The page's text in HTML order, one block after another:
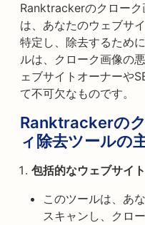
Ranktrackerのクロー
は、あなたのウェブサ
特定し、除去するため
ルは、クローク画像の
ェブサイトオーナーや
て不可欠なものです。
Ranktrackerの
ィ除去ツールの
包括的なウェブサイ
このツールは、あ
スキャンし、クロ